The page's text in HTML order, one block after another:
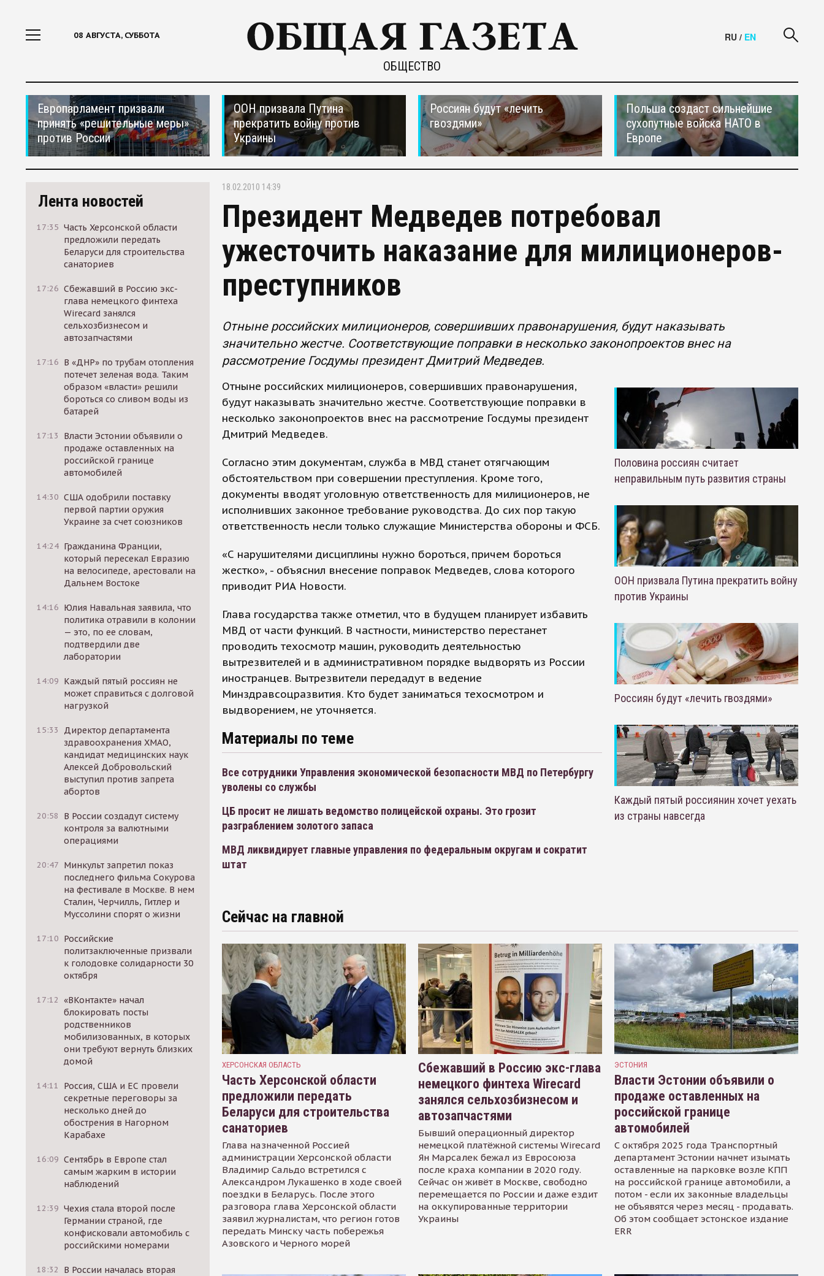
08 АВГУСТА, СУББОТА
ОБЩЕСТВО
RU / EN
Европарламент призвали
принять «решительные меры»
против России
ООН призвала Путина
прекратить войну против
Украины
Россиян будут «лечить
гвоздями»
Польша создаст сильнейшие
сухопутные войска НАТО в
Европе
Лента новостей
17:35 Часть Херсонской области
предложили передать
Беларуси для строительства
санаториев
17:26 Сбежавший в Россию экс-
глава немецкого финтеха
Wirecard занялся
сельхозбизнесом и
автозапчастями
17:16 В «ДНР» по трубам отопления
потечет зеленая вода. Таким
образом «власти» решили
бороться со сливом воды из
батарей
17:13
Власти Эстонии объявили о
продаже оставленных на
российской границе
автомобилей
14:30 США одобрили поставку
первой партии оружия
Украине за счет союзников
14:24 Гражданина Франции,
который пересекал Евразию
на велосипеде, арестовали на
Дальнем Востоке
14:16 Юлия Навальная заявила, что
политика отравили в колонии
— это, по ее словам,
подтвердили две
лаборатории
14:09 Каждый пятый россиян не
может справиться с долговой
нагрузкой
15:33
Директор департамента
здравоохранения ХМАО,
кандидат медицинских наук
Алексей Добровольский
выступил против запрета
абортов
20:58
В России создадут систему
контроля за валютными
операциями
20:47 Минкульт запретил показ
последнего фильма Сокурова
на фестивале в Москве. В нем
Сталин, Черчилль, Гитлер и
Муссолини спорят о жизни
17:10 Российские
политзаключенные призвали
к голодовке солидарности 30
октября
17:12 «ВКонтакте» начал
блокировать посты
родственников
мобилизованных, в которых
они требуют вернуть близких
домой
14:11
Россия, США и ЕС провели
секретные переговоры за
несколько дней до
обострения в Нагорном
Карабахе
16:09 Сентябрь в Европе стал
самым жарким в истории
наблюдений
12:39 Чехия стала второй после
Германии страной, где
конфисковали автомобиль с
российскими номерами
18:32
В России началась вторая
18.02.2010 14:39
Президент Медведев потребовал
ужесточить наказание для милиционеров-
преступников
Отныне российских милиционеров, совершивших правонарушения, будут наказывать
значительно жестче. Соответствующие поправки в несколько законопроектов внес на
рассмотрение Госдумы президент Дмитрий Медведев.
Отныне российских милиционеров, совершивших правонарушения,
будут наказывать значительно жестче. Соответствующие поправки в
несколько законопроектов внес на рассмотрение Госдумы президент
Дмитрий Медведев.
Согласно этим документам, служба в МВД станет отягчающим
обстоятельством при совершении преступления. Кроме того,
документы вводят уголовную ответственность для милиционеров, не
исполнивших законное требование руководства. До сих пор такую
ответственность несли только служащие Министерства обороны и ФСБ.
«С нарушителями дисциплины нужно бороться, причем бороться
жестко», - объяснил внесение поправок Медведев, слова которого
приводит РИА Новости.
Глава государства также отметил, что в будущем планирует избавить
МВД от части функций. В частности, министерство перестанет
проводить техосмотр машин, руководить деятельностью
вытрезвителей и в административном порядке выдворять из России
иностранцев. Вытрезвители передадут в ведение
Минздравсоцразвития. Кто будет заниматься техосмотром и
выдворением, не уточняется.
Материалы по теме
Все сотрудники Управления экономической безопасности МВД по Петербургу
уволены со службы
ЦБ просит не лишать ведомство полицейской охраны. Это грозит
разграблением золотого запаса
МВД ликвидирует главные управления по федеральным округам и сократит
штат
Половина россиян считает
неправильным путь развития страны
ООН призвала Путина прекратить войну
против Украины
Россиян будут «лечить гвоздями»
Каждый пятый россиянин хочет уехать
из страны навсегда
Сейчас на главной
ХЕРСОНСКАЯ ОБЛАСТЬ
Часть Херсонской области
предложили передать
Беларуси для строительства
санаториев
Глава назначенной Россией
администрации Херсонской области
Владимир Сальдо встретился с
Александром Лукашенко в ходе своей
поездки в Беларусь. После этого
разговора глава Херсонской области
заявил журналистам, что регион готов
передать Минску часть побережья
Азовского и Черного морей
Сбежавший в Россию экс-глава
немецкого финтеха Wirecard
занялся сельхозбизнесом и
автозапчастями
Бывший операционный директор
немецкой платёжной системы Wirecard
Ян Марсалек бежал из Евросоюза
после краха компании в 2020 году.
Сейчас он живёт в Москве, свободно
перемещается по России и даже ездит
на оккупированные территории
Украины
ЭСТОНИЯ
Власти Эстонии объявили о
продаже оставленных на
российской границе
автомобилей
С октября 2025 года Транспортный
департамент Эстонии начнет изымать
оставленные на парковке возле КПП
на российской границе автомобили, а
потом - если их законные владельцы
не объявятся через месяц - продавать.
Об этом сообщает эстонское издание
ERR